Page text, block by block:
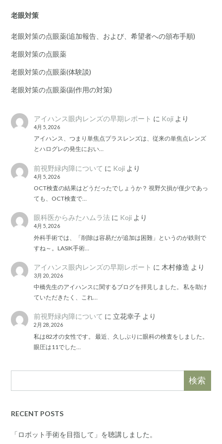
老眼対策
老眼対策の点眼薬(追加報告、および、希望者への頒布手順)
老眼対策の点眼薬
老眼対策の点眼薬(体験談)
老眼対策の点眼薬(副作用の対策)
アイハンス眼内レンズの早期レポート に Kojiより
4月 5, 2026
アイハンス、つまり単焦点プラスレンズは、従来の単焦点レンズ
とハログレの発生におい…
前視野緑内障について に Kojiより
4月 5, 2026
OCT検査の結果はどうだったでしょうか？ 視野欠損が僅少であっ
ても、OCT検査で…
眼科医からみたハムラ法に Kojiより
4月 5, 2026
外科手術では、「削除は容易だが追加は困難」というのが鉄則で
すね～。LASIK手術…
アイハンス眼内レンズの早期レポート に 木村修造 より
3月 20, 2026
中橋先生のアイハンスに関するブログを拝見しました。 私を助け
ていただきたく、これ…
前視野緑内障について に 立花幸子より
2月 28, 2026
私は82才の女性です。 最近、久しぶりに眼科の検査をしました。
眼圧は11でした…
検索
RECENT POSTS
「ロボット手術を目指して」を聴講しました。